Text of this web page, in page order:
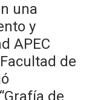
una
y
APEC
de
de